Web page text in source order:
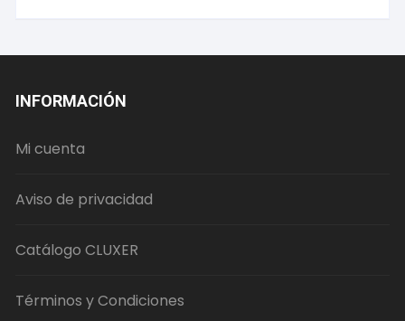
INFORMACIÓN
Mi cuenta
Aviso de privacidad
Catálogo CLUXER
Términos y Condiciones